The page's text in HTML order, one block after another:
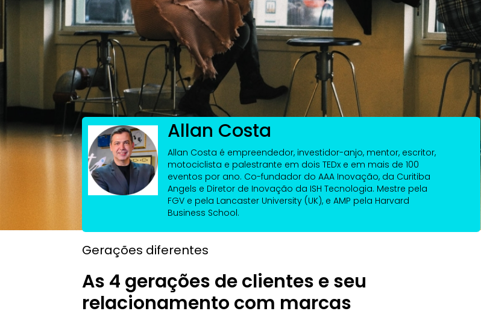
4 Gerações de Clientes e seu Relacionamento com Marcas
Allan Costa
Allan Costa é empreendedor, investidor-anjo, mentor, escritor,
motociclista e palestrante em dois TEDx e em mais de 100
eventos por ano. Co-fundador do AAA Inovação, da Curitiba
Angels e Diretor de Inovação da ISH Tecnologia. Mestre pela
FGV e pela Lancaster University (UK), e AMP pela Harvard
Business School.
Gerações diferentes
As 4 gerações de clientes e seu
relacionamento com marcas